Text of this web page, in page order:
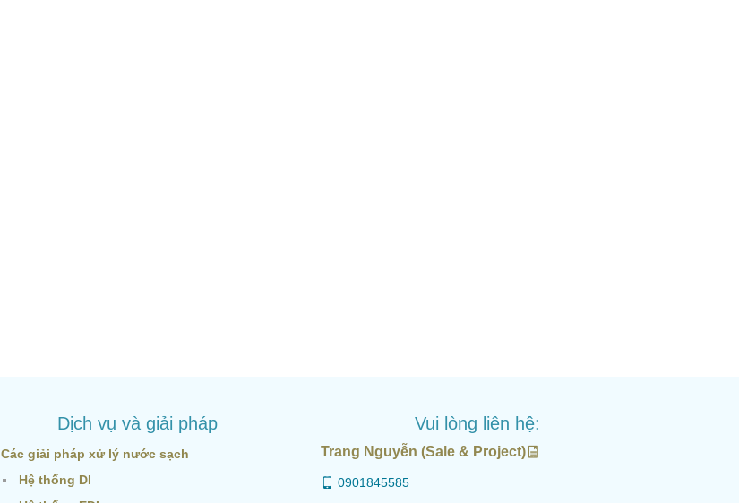
Dịch vụ và giải pháp
Các giải pháp xử lý nước sạch
Hệ thống DI
Vui lòng liên hệ:
Trang Nguyễn (Sale & Project)
0901845585